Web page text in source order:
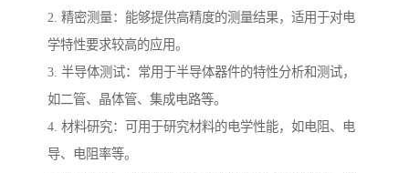
2. 精密测量：能够提供高精度的测量结果，适用于对电
学特性要求较高的应用。
3. 半导体测试：常用于半导体器件的特性分析和测试，
如二管、晶体管、集成电路等。
4. 材料研究：可用于研究材料的电学性能，如电阻、电
导、电阻率等。